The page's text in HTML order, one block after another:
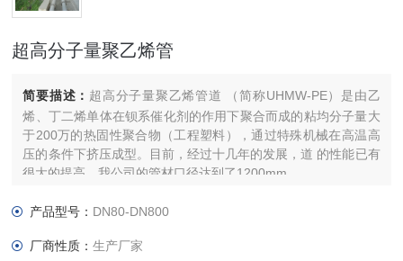
超高分子量聚乙烯管
简要描述： 超高分子量聚乙烯管道 （简称UHMW-PE）是由乙
烯、丁二烯单体在钡系催化剂的作用下聚合而成的粘均分子量大
于200万的热固性聚合物（工程塑料），通过特殊机械在高温高
压的条件下挤压成型。目前，经过十几年的发展，道 的性能已有
很大的提高，我公司的管材口径达到了1200mm。 ...
产品型号： DN80-DN800
厂商性质：生产厂家